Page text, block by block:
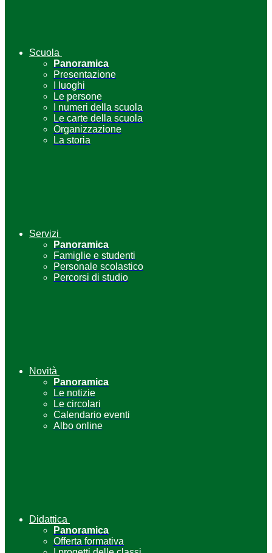
Scuola
Panoramica
Presentazione
I luoghi
Le persone
I numeri della scuola
Le carte della scuola
Organizzazione
La storia
Servizi
Panoramica
Famiglie e studenti
Personale scolastico
Percorsi di studio
Novità
Panoramica
Le notizie
Le circolari
Calendario eventi
Albo online
Didattica
Panoramica
Offerta formativa